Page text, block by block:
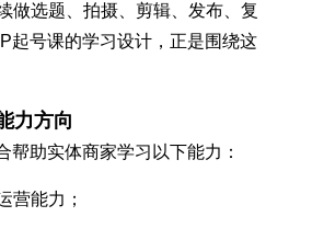
做选题、拍摄、剪辑、发布、复
起号课的学习设计，正是围绕这
力方向
帮助实体商家学习以下能力：
营能力；